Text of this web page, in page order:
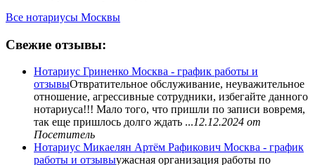
Все нотариусы Москвы
Свежие отзывы:
Нотариус Гриненко Москва - график работы и
отзывыОтвратительное обслуживание, неуважительное
отношение, агрессивные сотрудники, избегайте данного
нотариуса!!! Мало того, что пришли по записи вовремя,
так еще пришлось долго ждать ...12.12.2024 от
Посетитель
Нотариус Микаелян Артём Рафикович Москва - график
работы и отзывыужасная организация работы по